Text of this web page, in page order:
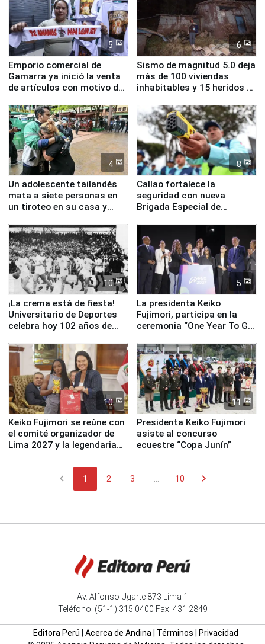
5
Emporio comercial de
Gamarra ya inició la venta
de artículos con motivo de
6
Sismo de magnitud 5.0 deja
más de 100 viviendas
inhabitables y 15 heridos en
4
Un adolescente tailandés
mata a siete personas en
un tiroteo en su casa y
8
Callao fortalece la
seguridad con nueva
Brigada Especial de
equipamiento para
Serenazgo
10
¡La crema está de fiesta!
Universitario de Deportes
celebra hoy 102 años de
5
La presidenta Keiko
Fujimori, participa en la
ceremonia “One Year To Go
10
Keiko Fujimori se reúne con
el comité organizador de
Lima 2027 y la legendaria
11
Presidenta Keiko Fujimori
asiste al concurso
ecuestre “Copa Junín”
chevron_left 1 2 3 10 chevron_right
Av. Alfonso Ugarte 873 Lima 1
Teléfono: (51-1) 315 0400 Fax: 431 2849
Editora Perú Acerca de Andina| Términos
Privacidad